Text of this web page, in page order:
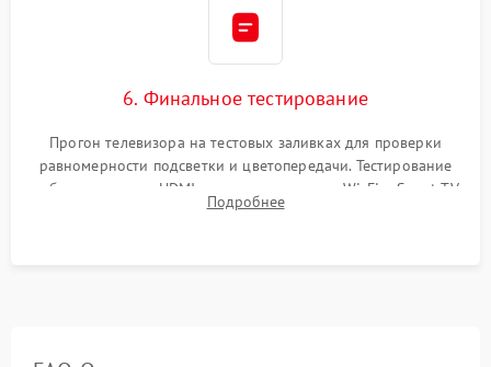
6. Финальное тестирование
Прогон телевизора на тестовых заливках для проверки
равномерности подсветки и цветопередачи. Тестирование
работы разъемов HDMI, динамиков, модуля Wi-Fi и Smart TV
в рабочем режиме в течение нескольких часов.
Подробнее